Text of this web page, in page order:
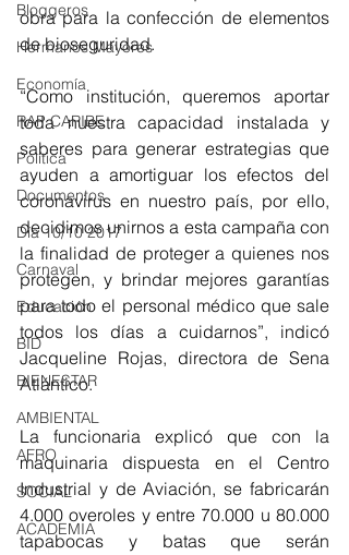
Bloggeros
Hermanos Mayores
Economía
RAP CARIBE
Política
Documentos
Día 10/10 2017
Carnaval
Educación
BID
BIENESTAR
AMBIENTAL
AFRO
SOCIAL
ACADEMIA
obra para la confección de elementos
de bioseguridad.
“Como institución, queremos aportar
toda nuestra capacidad instalada y
saberes para generar estrategias que
ayuden a amortiguar los efectos del
coronavirus en nuestro país, por ello,
decidimos unirnos a esta campaña con
la finalidad de proteger a quienes nos
protegen, y brindar mejores garantías
para todo el personal médico que sale
todos los días a cuidarnos”, indicó
Jacqueline Rojas, directora de Sena
Atlántico.
La funcionaria explicó que con la
maquinaria dispuesta en el Centro
Industrial y de Aviación, se fabricarán
4.000 overoles y entre 70.000 u 80.000
tapabocas y batas que serán